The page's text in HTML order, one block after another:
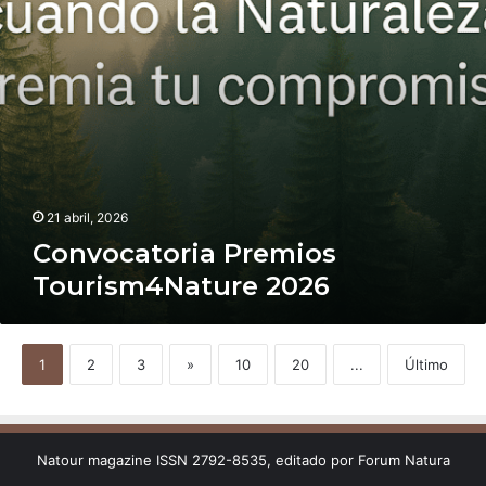
21 abril, 2026
Convocatoria Premios
Tourism4Nature 2026
1 2 3 » 10 20 ... Último
Natour magazine ISSN 2792-8535, editado por Forum Natura